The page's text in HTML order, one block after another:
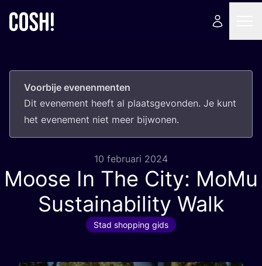
Voorbije evenenmenten
Dit eve­ne­ment heeft al plaats­ge­von­den. Je kunt
het eve­ne­ment niet meer bijwonen.
10 februari 2024
Moose In The City: MoMu
Sustainability Walk
Stad shopping gids